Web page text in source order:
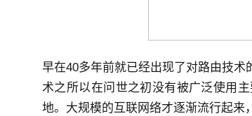
早在40多年前就已经出现了对路由技
术之所以在问世之初没有被广泛使用
地。大规模的互联网络才逐渐流行起来